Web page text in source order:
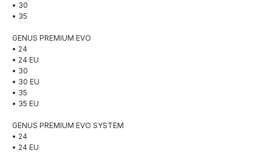
• 30
• 35
GENUS PREMIUM EVO
• 24
• 24 EU
• 30
• 30 EU
• 35
• 35 EU
GENUS PREMIUM EVO SYSTEM
• 24
• 24 EU